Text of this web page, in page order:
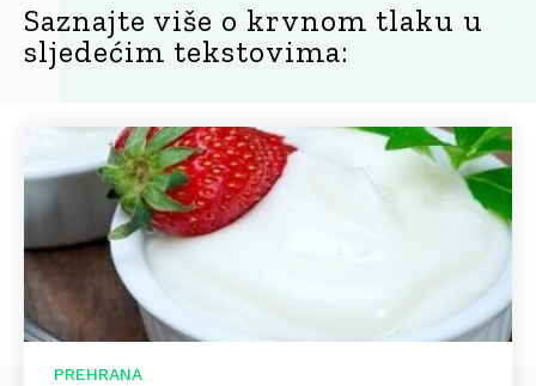
Saznajte više o krvnom tlaku u
sljedećim tekstovima:
PREHRANA